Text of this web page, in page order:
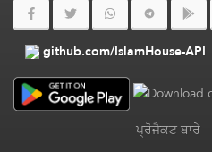
github.com/IslamHouse-API
ਪ੍ਰੋਜੈਕਟ ਬਾਰੇ